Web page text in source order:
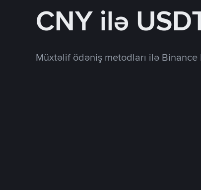
CNY ilə
Müxtəlif ödəniş metodları ilə Binance